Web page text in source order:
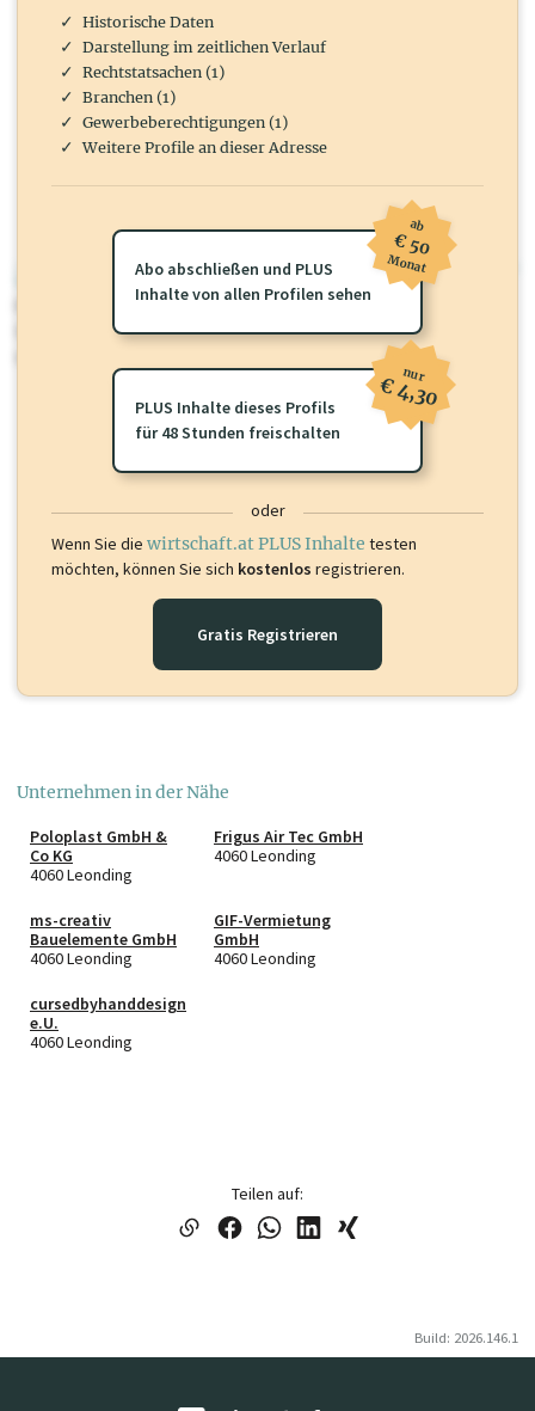
wirtschaft.at PLUS
Für dieses Profil gibt es zusätzlichewirtschaft.at PLUS Inhalte
Sie momentan nicht einsehen können. Schalten Sie dieses Profil frei
oder loggen Sie sich ein um diese Inhalte zu sehen.
Historische Daten
Darstellung im zeitlichen Verlauf
Rechtstatsachen (1)
Branchen (1)
Gewerbeberechtigungen (1)
Weitere Profile an dieser Adresse
Abo abschließen und PLUS
Inhalte von allen Profilen sehen
ab
€ 50
Monat
PLUS Inhalte dieses Profils
für 48 Stunden freischalten
nur
€ 4,30
oder
Wenn Sie die wirtschaft.at PLUS Inhalte testen
möchten, können Sie sich kostenlos registrieren.
Gratis Registrieren
Unternehmen in der Nähe
Poloplast GmbH &
Co KG
4060 Leonding
Frigus Air Tec GmbH
4060 Leonding
ms-creativ
Bauelemente GmbH
4060 Leonding
GIF-Vermietung
GmbH
4060 Leonding
cursedbyhanddesign
e.U.
4060 Leonding
Teilen auf:
Build: 2026.146.1